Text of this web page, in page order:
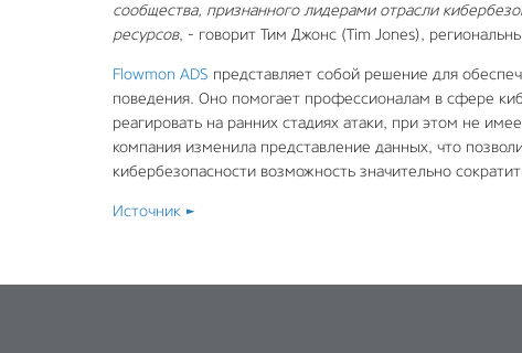
сообщества, признанного лидерами отрасли
ресурсов, - говорит Тим Джонс (Tim Jones),
Flowmon ADS представляет собой решение для
поведения. Оно помогает профессионалам в сфере
реагировать на ранних стадиях атаки, при этом не
компания изменила представление данных, что
кибербезопасности возможность значительно
Источник ►